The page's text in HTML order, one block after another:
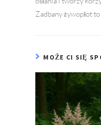
Zadbany żywopłot
MOŻE CI SIĘ